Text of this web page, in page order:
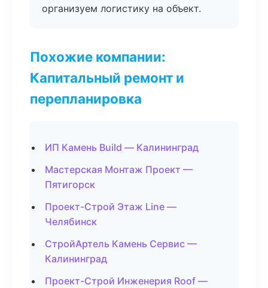
организуем логистику на объект.
Похожие компании:
Капитальный ремонт и
перепланировка
ИП Камень Build — Калининград
Мастерская Монтаж Проект —
Пятигорск
Проект-Строй Этаж Line —
Челябинск
СтройАртель Камень Сервис —
Калининград
Проект-Строй Инженерия Roof —